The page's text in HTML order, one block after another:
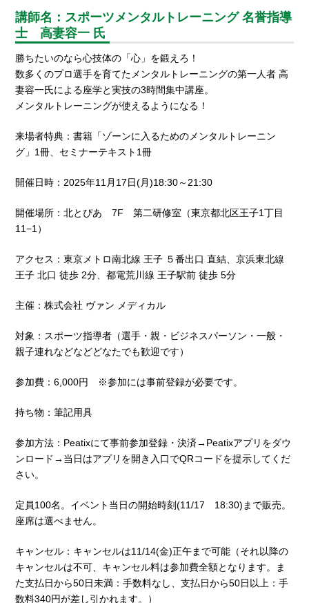
講師名：スポーツメンタルトレーニング 名誉指導
士 高妻容一 氏
勝ちたいのなら心技体の「心」を鍛えろ！
数多くのプロ選手を育てたメンタルトレーニングの第一人者 高
妻容一氏による座学と実技の3時間集中講座。
メンタルトレーニングが使えるようになる！
来場者特典：書籍「ゾーンに入るためのメンタルトレーニン
グ」1冊、セミナーテキスト1冊
開催日時：2025年11月17日(月)18:30～21:30
開催場所：北とぴあ 7F 第二研修室（東京都北区王子1丁目
11−1）
アクセス：東京メトロ南北線 王子 ５番出口 直結、京浜東北線
王子 北口 徒歩 2分、都電荒川線 王子駅前 徒歩 5分
主催：株式会社 ヴァン メディカル
対象：スポーツ指導者（選手・親・ビジネスパーソン・一般・
親子連れなどなどどなたでも歓迎です）
参加費：6,000円 ※参加には事前登録が必要です。
持ち物：筆記用具
参加方法：Peatixにて事前参加登録・決済→Peatixアプリをダウ
ンロード→当日はアプリを開き入口でQRコードを提示してくだ
さい。
定員100名。イベント当日の開始時刻(11/17 18:30)まで販売。
座席は選べません。
キャンセル：キャンセルは11/14(金)正午まで可能（それ以降の
キャンセルは不可、キャンセル料は参加費全額となります。ま
た支払日から50日未満：手数料なし、支払日から50日以上：手
数料340円が差し引かれます。）